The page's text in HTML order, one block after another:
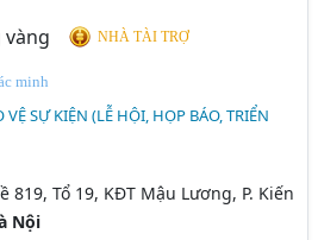
NHÀ TÀI TRỢ
minh
VỆ SỰ KIỆN (LỄ HỘI, HỌP BÁO, TRIỂN
819, Tổ 19, KĐT Mậu Lương, P. Kiến
Nội